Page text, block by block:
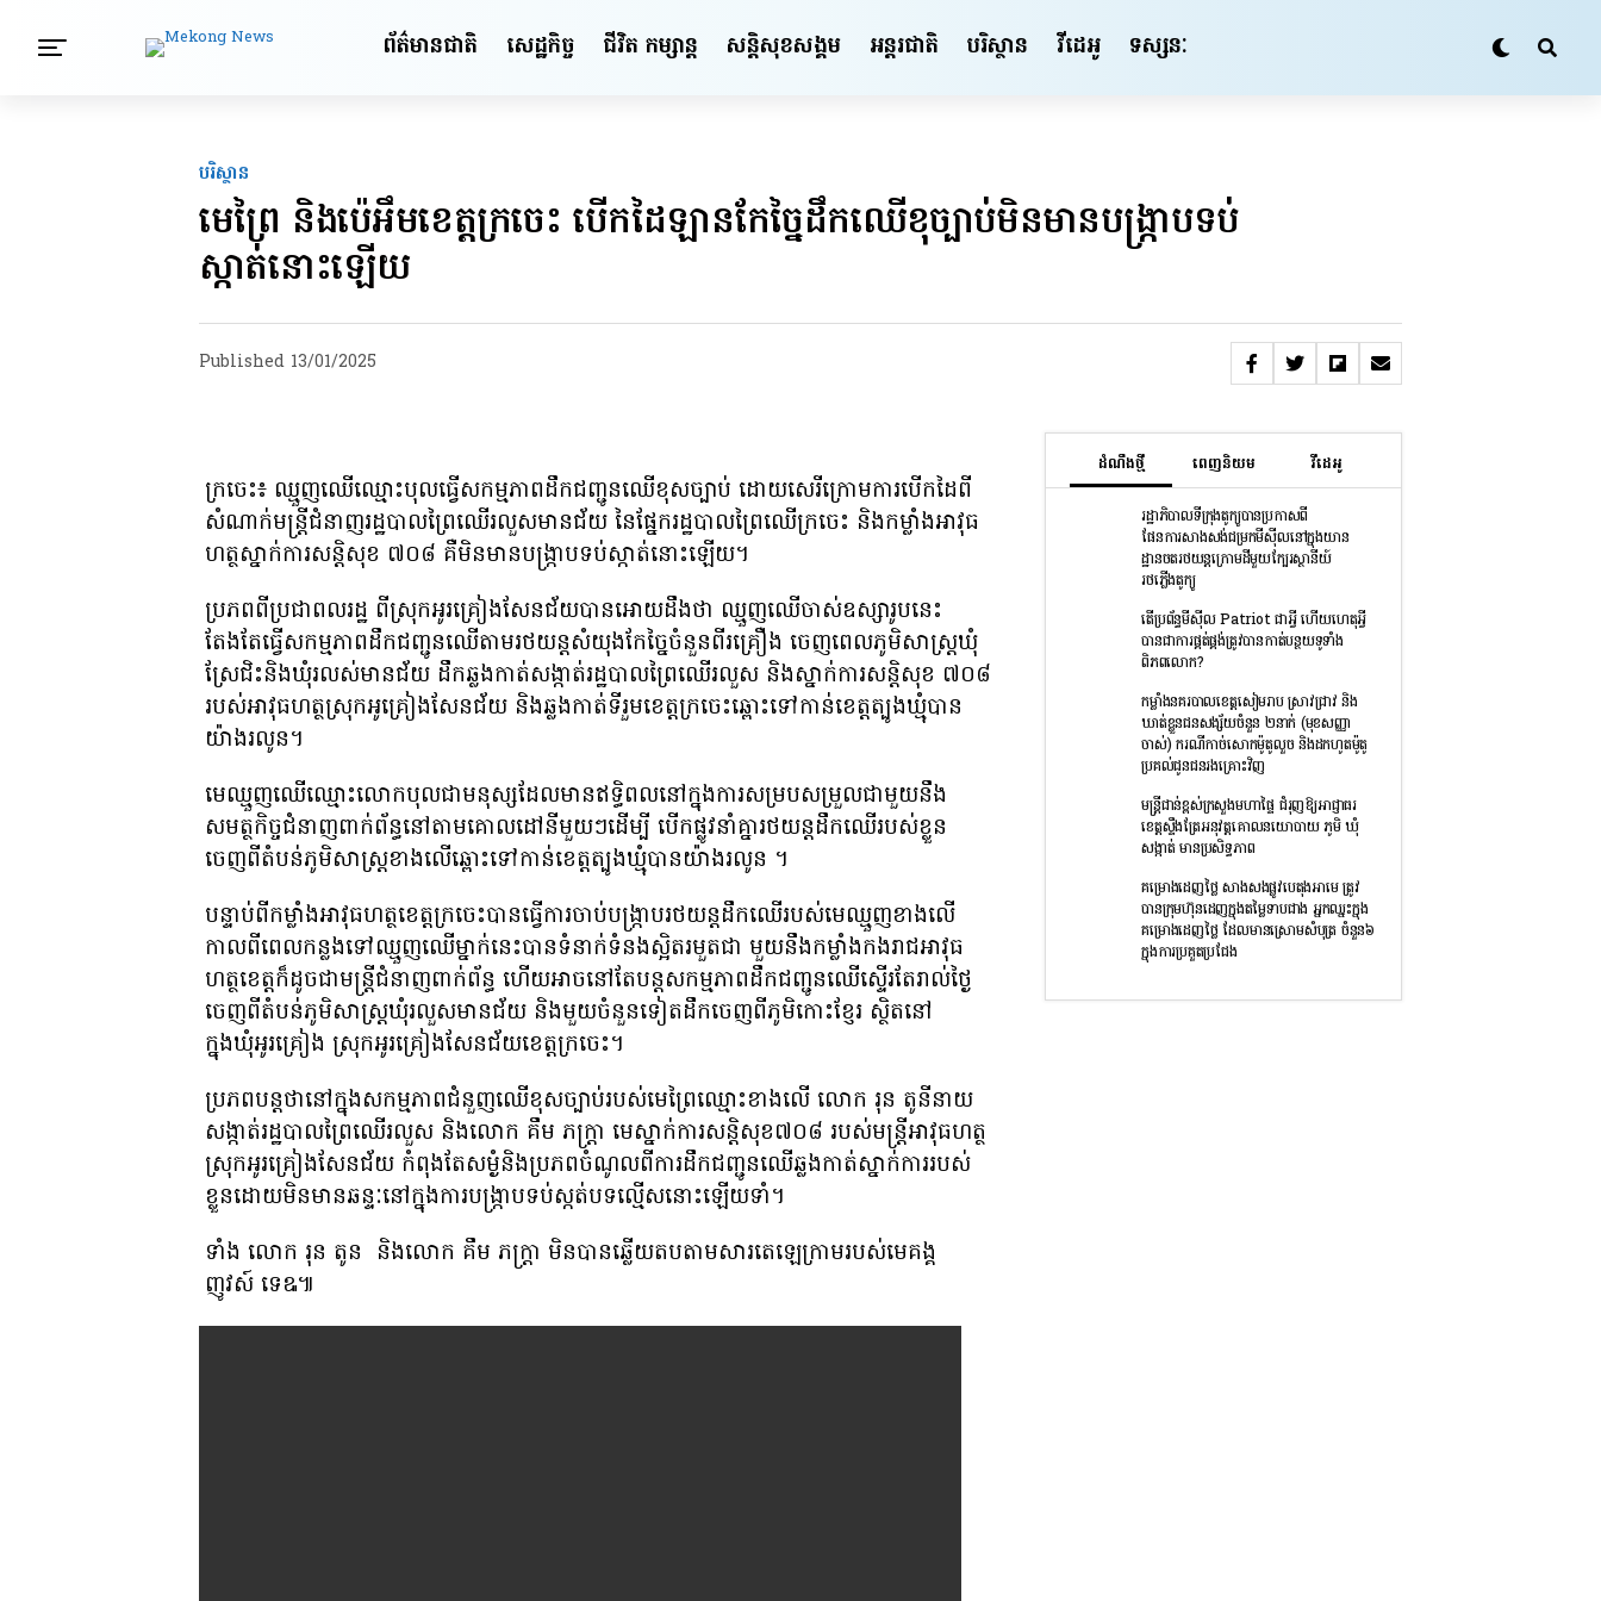
ព័ត៌មានជាតិ សេដ្ឋកិច្ច ជីវិត កម្សាន្ត សន្តិសុខ​សង្គម អន្តរជាតិ បរិស្ថាន វីដេអូ ទស្សនៈ
បរិស្ថាន
មេព្រៃ និងប៉េអឹមខេត្តក្រចេះ បើកដៃឡានកែច្នៃដឹកឈើខុច្បាប់មិនមានបង្ក្រាបទប់
ស្កាត់នោះឡើយ
Published 13/01/2025
ក្រចេះ៖ ឈ្មួញឈើឈ្មោះបុលធ្វើសកម្មភាពដឹកជញ្ជូនឈើខុសច្បាប់ ដោយសេរីក្រោមការបើកដៃពី
សំណាក់មន្ត្រីជំនាញរដ្ឋបាលព្រៃឈើរលួសមានជ័យ នៃផ្នែករដ្ឋបាលព្រៃឈើក្រចេះ និងកម្លាំងអាវុធ
ហត្ថស្នាក់ការសន្តិសុខ ៧០៨ គឺមិនមានបង្ក្រាបទប់ស្កាត់នោះឡើយ។
ប្រភពពីប្រជាពលរដ្ឋ ពីស្រុកអូរគ្រៀងសែនជ័យបានអោយដឹងថា ឈ្មួញឈើចាស់ឧស្សារូបនេះ
តែងតែធ្វើសកម្មភាពដឹកជញ្ជូនឈើតាមរថយន្តសំយុងកែច្នៃចំនួនពីរគ្រឿង ចេញពេលភូមិសាស្ត្រឃុំ
ស្រែជិះនិងឃុំរលស់មានជ័យ ដឹកឆ្លងកាត់សង្កាត់រដ្ឋបាលព្រៃឈើរលួស និងស្នាក់ការសន្តិសុខ ៧០៨
របស់អាវុធហត្ថស្រុកអូគ្រៀងសែនជ័យ និងឆ្លងកាត់ទីរួមខេត្តក្រចេះឆ្ពោះទៅកាន់ខេត្តត្បូងឃ្មុំបាន
យ៉ាងរលូន។
មេឈ្មួញឈើឈ្មោះលោកបុលជាមនុស្សដែលមានឥទ្ធិពលនៅក្នុងការសម្របសម្រួលជាមួយនឹង
សមត្ថកិច្ចជំនាញពាក់ព័ន្ធនៅតាមគោលដៅនីមួយៗដើម្បី បើកផ្លូវនាំគ្នារថយន្តដឹកឈើរបស់ខ្លួន
ចេញពីតំបន់ភូមិសាស្ត្រខាងលើឆ្ពោះទៅកាន់ខេត្តត្បូងឃ្មុំបានយ៉ាងរលូន ។
បន្ទាប់ពីកម្លាំងអាវុធហត្ថខេត្តក្រចេះបានធ្វើការចាប់បង្ក្រាបរថយន្តដឹកឈើរបស់មេឈ្មួញខាងលើ
កាលពីពេលកន្លងទៅឈ្មួញឈើម្នាក់នេះបានទំនាក់ទំនងស្អិតរមួតជា មួយនឹងកម្លាំងកងរាជអាវុធ
ហត្ថខេត្តក៏ដូចជាមន្ត្រីជំនាញពាក់ព័ន្ធ ហើយអាចនៅតែបន្តសកម្មភាពដឹកជញ្ជូនឈើស្ទើរតែរាល់ថ្ងៃ
ចេញពីតំបន់ភូមិសាស្ត្រឃុំរលួសមានជ័យ និងមួយចំនួនទៀតដឹកចេញពីភូមិកោះខ្ញែរ ស្ថិតនៅ
ក្នុងឃុំអូរគ្រៀង ស្រុកអូរគ្រៀងសែនជ័យខេត្តក្រចេះ។
ប្រភពបន្តថានៅក្នុងសកម្មភាពជំនួញឈើខុសច្បាប់របស់មេព្រៃឈ្មោះខាងលើ លោក រុន តូនីនាយ
សង្កាត់រដ្ឋបាលព្រៃឈើរលួស និងលោក គឹម ភក្រ្តា មេស្នាក់ការសន្តិសុខ៧០៨ របស់មន្ត្រីអាវុធហត្ថ
ស្រុកអូរគ្រៀងសែនជ័យ កំពុងតែសម្ងំនិងប្រភពចំណូលពីការដឹកជញ្ជូនឈើឆ្លងកាត់ស្នាក់ការរបស់
ខ្លួនដោយមិនមានឆន្ទៈនៅក្នុងការបង្ក្រាបទប់ស្កត់បទល្មើសនោះឡើយទាំ។
ទាំង លោក រុន តូន និងលោក គឹម ភក្ត្រា មិនបានឆ្លើយតបតាមសារតេឡេក្រាមរបស់មេគង្គ
ញូវស៍ ទេឩ៕
ដំណឹងថ្មី ពេញនិយម វីដេអូ
រដ្ឋាភិបាលទីក្រុងតូក្យូបានប្រកាសពី
ផែនការសាងសង់ជម្រកមីស៊ីលនៅក្នុងយាន
ដ្ឋានចតរថយន្តក្រោមដីមួយក្បែរស្ថានីយ៍
រថភ្លើងតូក្យូ
តើប្រព័ន្ធមីស៊ីល Patriot ជាអ្វី ហើយហេតុអ្វី
បានជាការផ្គត់ផ្គង់ត្រូវបានកាត់បន្ថយទូទាំង
ពិភពលោក?
កម្លាំងនគរបាលខេត្តសៀមរាប ស្រាវជ្រាវ និង
ឃាត់ខ្លួនជនសង្ស័យចំនួន ២នាក់ (មុខសញ្ញា
ចាស់) ករណីកាច់សោកម៉ូតូលួច និងដកហូតម៉ូតូ
ប្រគល់ជូនជនរងគ្រោះវិញ
មន្រ្តីជាន់ខ្ពស់ក្រសួងមហាផ្ទៃ ជំរុញឱ្យអាជ្ញាធរ
ខេត្តស្ទឹងត្រែអនុវត្តគោលនយោបាយ ភូមិ ឃុំ
សង្កាត់ មានប្រសិទ្ធភាព
គម្រោងដេញថ្លៃ សាងសងផ្លូវបេតុងអាមេ ត្រូវ
បានក្រុមហ៊ុនដេញក្នុងតម្លៃទាបជាង អ្នកឈ្នះក្នុង
គម្រោងដេញថ្លៃ ដែលមានស្រោមសំបុត្រ ចំនួន៦
ក្នុងការប្រគួតប្រជែង